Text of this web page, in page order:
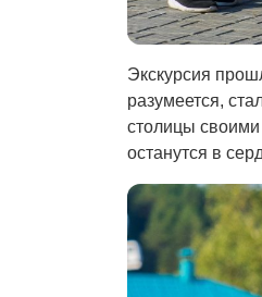
Экскурсия
разумеется,
столицы своими
останутся в